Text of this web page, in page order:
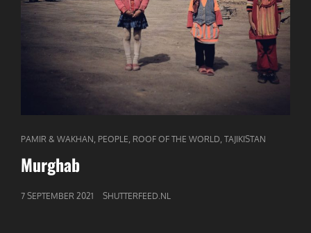
CAT
LINKS
PAMIR & WAKHAN PEOPLE ROOF OF THE WORLD TAJIKISTAN
Murghab
GEPUBLICEERD
7 SEPTEMBER 2021 SHUTTERFEED.NL